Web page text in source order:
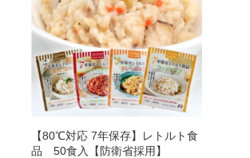
【80℃対応 7年保存】レトルト食
品 50食入【防衛省採用】